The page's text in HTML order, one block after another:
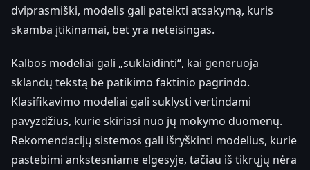
dviprasmiški, modelis gali pateikti atsakymą, kuris
skamba įtikinamai, bet yra neteisingas.
Kalbos modeliai gali „suklaidinti“, kai generuoja
sklandų tekstą be patikimo faktinio pagrindo.
Klasifikavimo modeliai gali suklysti vertindami
pavyzdžius, kurie skiriasi nuo jų mokymo duomenų.
Rekomendacijų sistemos gali išryškinti modelius, kurie
pastebimi ankstesniame elgesyje, tačiau iš tikrųjų nėra